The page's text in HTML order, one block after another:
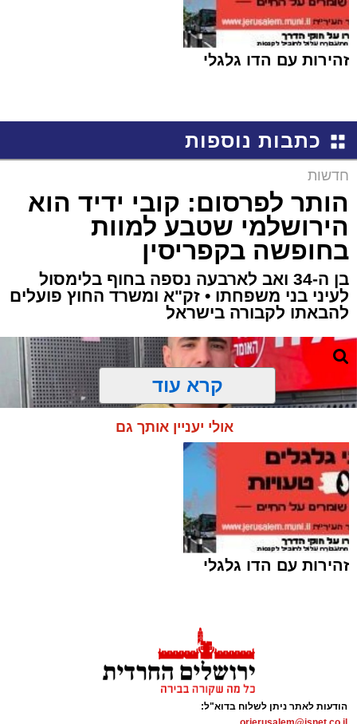
זהירות עם הדו גלגלי
כתבות נוספות
חדשות
הותר לפרסום: קובי ידיד הוא
הירושלמי שטבע למוות
בחופשה בקפריסין
בן ה-34 ואב לארבעה נספה בחוף בלימסול
לעיני בני משפחתו • זק"א ומשרד החוץ פועלים
להבאתו לקבורה בישראל
קובי ידיד ז"ל | ארכיון (שימוש לפי סעיף 27א)
קרא עוד
אולי יעניין אותך גם
זהירות עם הדו גלגלי
הודעות לאתר ניתן לשלוח בדוא"ל: